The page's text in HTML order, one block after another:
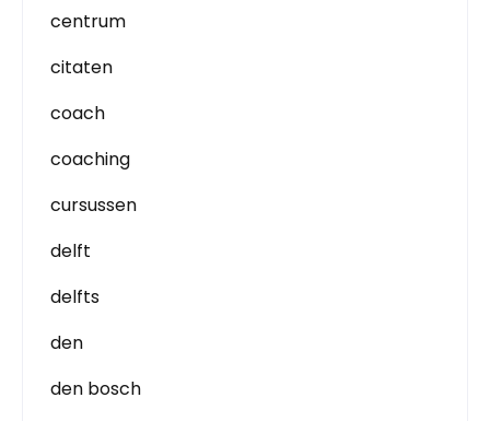
centrum
citaten
coach
coaching
cursussen
delft
delfts
den
den bosch